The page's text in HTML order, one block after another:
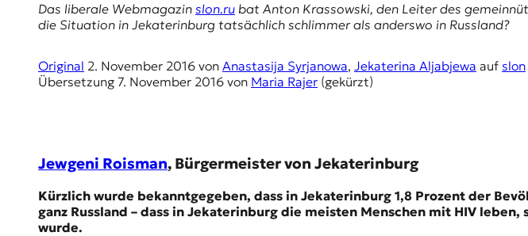
Das liberale Webmagazin slon.ru bat Anton Krassowski, den Leiter des
die Situation in Jekaterinburg tatsächlich schlimmer als anderswo in Russland?
Original 2. November 2016 von Anastasija Syrjanowa, Jekaterina Aljabjewa auf slon
Übersetzung 7. November 2016 von Maria Rajer (gekürzt)
Jewgeni Roisman, Bürgermeister von Jekaterinburg
Kürzlich wurde bekanntgegeben, dass in Jekaterinburg 1,8 Prozent der
ganz Russland – dass in Jekaterinburg die meisten Menschen mit HIV
wurde.